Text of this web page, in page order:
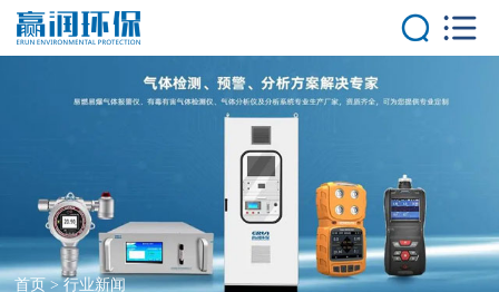
首页
气体分析仪器
气体在线监测系
首页>行业新闻